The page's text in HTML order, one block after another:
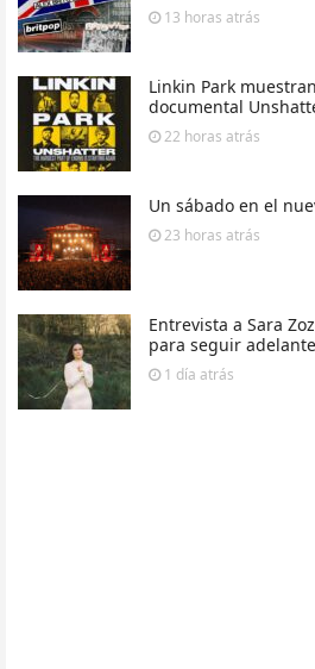
13 horas atrás
Linkin Park
documental
22 horas atrás
Un sábado en el
23 horas atrás
Entrevista a Sara
para seguir adelante
1 día atrás